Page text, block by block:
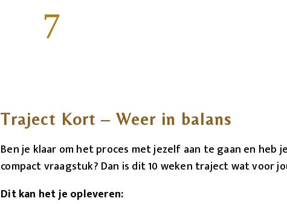
7
Traject Kort – Weer in balans
Ben je klaar om het proces met jezelf aan te gaan en heb
compact vraagstuk? Dan is dit 10 weken traject wat voor
Dit kan het je opleveren: